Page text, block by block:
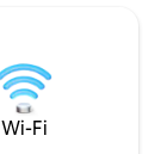
Wi-Fi